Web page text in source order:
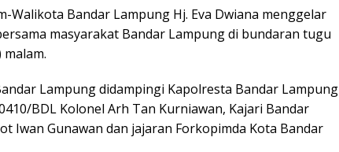
Walikota Bandar Lampung Hj. Eva Dwiana menggelar
masyarakat Bandar Lampung di bundaran tugu
Lampung didampingi Kapolresta Bandar Lampung
BDL Kolonel Arh Tan Kurniawan, Kajari Bandar
Iwan Gunawan dan jajaran Forkopimda Kota Bandar